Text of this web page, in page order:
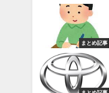
まとめ記事